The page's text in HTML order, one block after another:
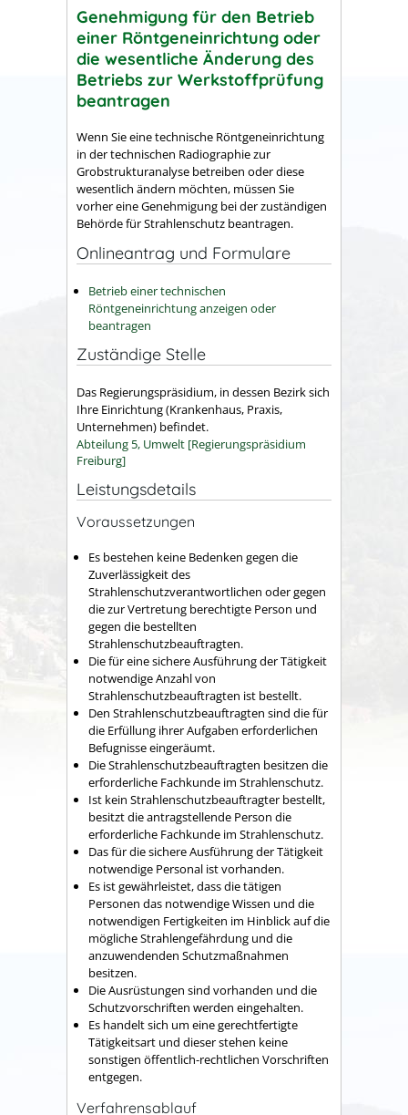
Genehmigung für den Betrieb
einer Röntgeneinrichtung oder
die wesentliche Änderung des
Betriebs zur Werkstoffprüfung
beantragen
Wenn Sie eine technische Röntgeneinrichtung
in der technischen Radiographie zur
Grobstrukturanalyse betreiben oder diese
wesentlich ändern möchten, müssen Sie
vorher eine Genehmigung bei der zuständigen
Behörde für Strahlenschutz beantragen.
Onlineantrag und Formulare
Betrieb einer technischen
Röntgeneinrichtung anzeigen oder
beantragen
Zuständige Stelle
Das Regierungspräsidium, in dessen Bezirk sich
Ihre Einrichtung (Krankenhaus, Praxis,
Unternehmen) befindet.
Abteilung 5, Umwelt [Regierungspräsidium
Freiburg]
Leistungsdetails
Voraussetzungen
Es bestehen keine Bedenken gegen die
Zuverlässigkeit des
Strahlenschutzverantwortlichen oder gegen
die zur Vertretung berechtigte Person und
gegen die bestellten
Strahlenschutzbeauftragten.
Die für eine sichere Ausführung der Tätigkeit
notwendige Anzahl von
Strahlenschutzbeauftragten ist bestellt.
Den Strahlenschutzbeauftragten sind die für
die Erfüllung ihrer Aufgaben erforderlichen
Befugnisse eingeräumt.
Die Strahlenschutzbeauftragten besitzen die
erforderliche Fachkunde im Strahlenschutz.
Ist kein Strahlenschutzbeauftragter bestellt,
besitzt die antragstellende Person die
erforderliche Fachkunde im Strahlenschutz.
Das für die sichere Ausführung der Tätigkeit
notwendige Personal ist vorhanden.
Es ist gewährleistet, dass die tätigen
Personen das notwendige Wissen und die
notwendigen Fertigkeiten im Hinblick auf die
mögliche Strahlengefährdung und die
anzuwendenden Schutzmaßnahmen
besitzen.
Die Ausrüstungen sind vorhanden und die
Schutzvorschriften werden eingehalten.
Es handelt sich um eine gerechtfertigte
Tätigkeitsart und dieser stehen keine
sonstigen öffentlich-rechtlichen Vorschriften
entgegen.
Verfahrensablauf